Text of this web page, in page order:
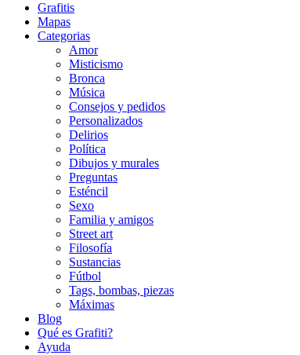
Grafitis
Mapas
Categorias
Amor
Misticismo
Bronca
Música
Consejos y pedidos
Personalizados
Delirios
Política
Dibujos y murales
Preguntas
Esténcil
Sexo
Familia y amigos
Street art
Filosofía
Sustancias
Fútbol
Tags, bombas, piezas
Máximas
Blog
Qué es Grafiti?
Ayuda